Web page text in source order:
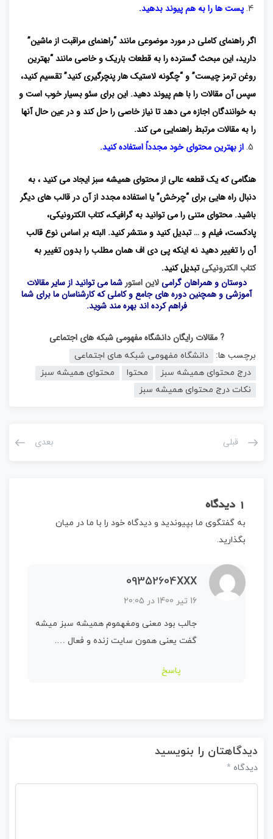
پست ها را به هم پیوند بدهید.
اگر راهنمای کاملی در مورد موضوعی مانند “راهنمای مراقبت از ماشین”
دارید، این مبحث گسترده را به قطعات باریک و خاصی مانند “بهترین
روغن ترمز چیست” و “چگونه لاستیک هار پنچرگیری کنید” تقسیم کنید،
سپس آن مقالات را با هم پیوند دهید. این برای سئو بسیار خوب است و
به خوانندگان اجازه می دهد تا نیاز خاصی را حل کند و در عین حال آنها
را به مقالات مرتبط راهنمایی می کند.
از بهترین محتوای خود مجدداً استفاده کنید.
هنگامی که یک قطعه عالی از محتوای همیشه سبز ایجاد می کنید ، به
دنبال راه هایی برای “چرخش” یا استفاده مجدد از آن در قالب های دیگر
باشید. محتوای متنی را می توانید به گرافیک، کتاب الکترونیکی،
پادکست، فیلم و … تبدیل کنید و منتشر کنید. البته بر اساس نوع قالب
آن را تغییر دهید نه اینکه پی دی اف همان مطلب را بدون تغییر به
کتاب الکترونیکیتبدیل کنید.
دوستان و همراهان گرامیلاین استور شما می توانید از سایر مقالات
آموزشی و همچنین دوره های جامع و کاملی که کارشناسان ما برای شما
فراهم کرده اند بهره مند شوید.
? مقالات رایگان دانشگاه مفهومی شبکه های اجتماعی
برچسب ها:
دانشگاه مفهومی شبکه های اجتماعی
درج محتوای همیشه سبز
محتوا
محتوای همیشه سبز
نکات درج محتوای همیشه سبز
قبلی بعدی
1 دیدگاه
به گفتگوی ما بپیوندید و دیدگاه خود را با ما در میان
بگذارید.
09352604XXX
16 تیر 1400 در 20:05
جالب بود معنی ومغهموم همیشه سبز میشه
گفت یعنی همون سایت زنده و فعال ….
پاسخ
دیدگاهتان را بنویسید
دیدگاه *